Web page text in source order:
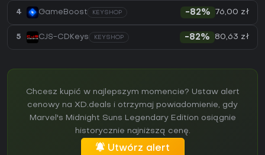
4 GameBoost KEYSHOP -82% 76,00 zł
5 CJS-CDKeys KEYSHOP -82% 80,63 zł
Chcesz kupić w najlepszym momencie? Ustaw alert
cenowy na XD.deals i otrzymaj powiadomienie, gdy
Marvel's Midnight Suns Legendary Edition osiągnie
historycznie najniższą cenę.
Utwórz alert